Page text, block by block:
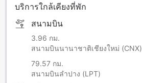
บริการใกล้เคียงที่พัก
สนามบิน
3.96 กม.
สนามบินนานาชาติเชียงใหม่ (CNX)
79.57 กม.
สนามบินลำปาง (LPT)